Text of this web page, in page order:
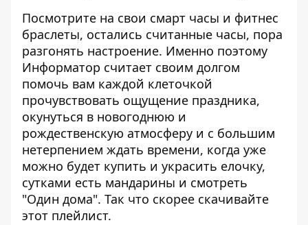
Посмотрите на свои смарт часы и фитнес
браслеты, остались считанные часы, пора
разгонять настроение. Именно поэтому
Информатор считает своим долгом
помочь вам каждой клеточкой
прочувствовать ощущение праздника,
окунуться в новогоднюю и
рождественскую атмосферу и с большим
нетерпением ждать времени, когда уже
можно будет купить и украсить елочку,
сутками есть мандарины и смотреть
"Один дома". Так что скорее скачивайте
этот плейлист.